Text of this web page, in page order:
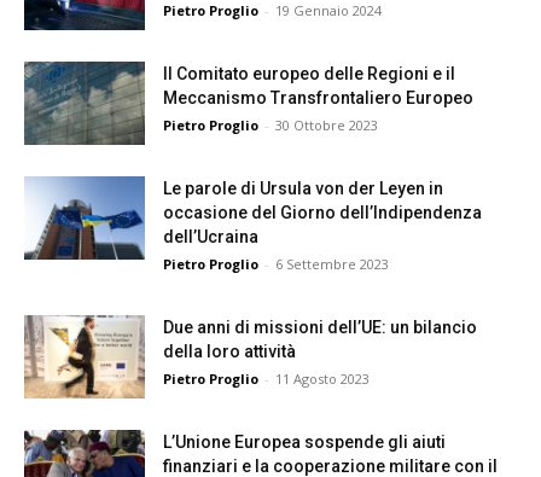
Pietro Proglio - 19 Gennaio 2024
Il Comitato europeo delle Regioni e il
Meccanismo Transfrontaliero Europeo
Pietro Proglio - 30 Ottobre 2023
Le parole di Ursula von der Leyen in
occasione del Giorno dell’Indipendenza
dell’Ucraina
Pietro Proglio - 6 Settembre 2023
Due anni di missioni dell’UE: un bilancio
della loro attività
Pietro Proglio - 11 Agosto 2023
L’Unione Europea sospende gli aiuti
finanziari e la cooperazione militare con il